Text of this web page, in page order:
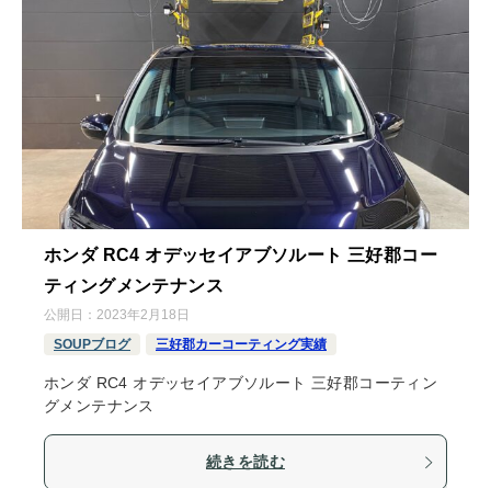
ホンダ RC4 オデッセイアブソルート 三好郡コー
ティングメンテナンス
公開日： 2023年2月18日
SOUPブログ
三好郡カーコーティング実績
ホンダ RC4 オデッセイアブソルート 三好郡コーティン
グメンテナンス
続きを読む